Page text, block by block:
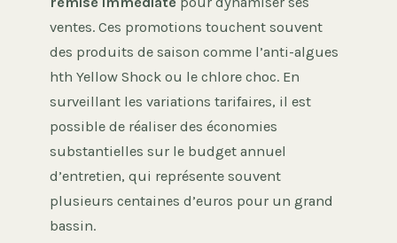
ventes. Ces promotions touchent souvent
des produits de saison comme l’anti-algues
hth Yellow Shock ou le chlore choc. En
surveillant les variations tarifaires, il est
possible de réaliser des économies
substantielles sur le budget annuel
d’entretien, qui représente souvent
plusieurs centaines d’euros pour un grand
bassin.